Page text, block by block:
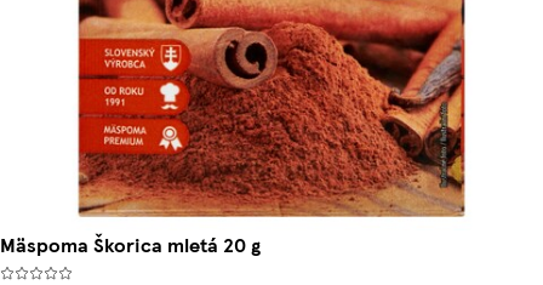
Mäspoma Škorica mletá 20 g